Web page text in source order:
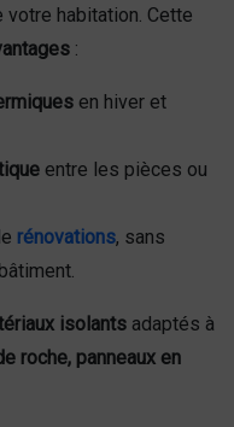
habitation. Cette
:
en hiver et
entre les pièces ou
rénovations, sans
isolants adaptés à
roche, panneaux en